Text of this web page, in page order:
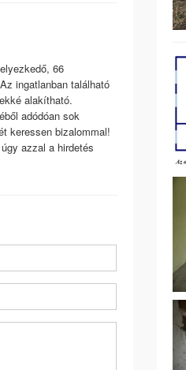
66
ingatlanban található
alakítható.
adódóan sok
keressen bizalommal!
azzal a hirdetés